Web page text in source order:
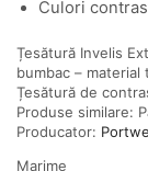
Culori
Țesătură Invelis
bumbac –
Țesătură de
Produse similare: P
Producator:
Marime